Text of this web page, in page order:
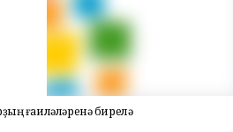
ғаиләләренә бирелә